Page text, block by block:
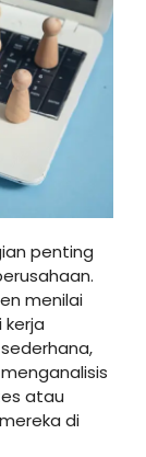
penting
menilai
atau
di